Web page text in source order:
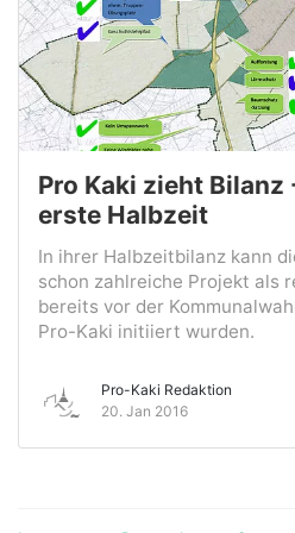
Pro Kaki zieht Bilanz
erste Halbzeit
In ihrer Halbzeitbilanz kann
schon zahlreiche Projekt als
bereits vor der
Pro-Kaki initiiert wurden.
Pro-Kaki Redaktion
20. Jan 2016